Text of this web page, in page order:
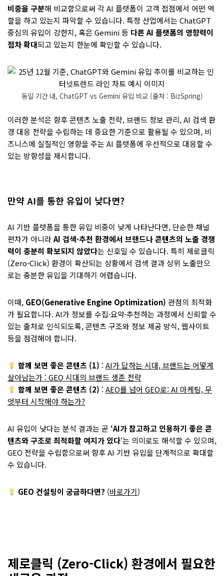
비중을 구분해 비교함으로써 각 AI 플랫폼이 고객 접점에서 어떤 역
할을 하고 있는지 파악할 수 있습니다. 특정 산업에서는 ChatGPT
중심의 유입이 강한지, 혹은 Gemini 등 다른 AI 플랫폼의 영향력이
점차 확대되고 있는지 한눈에 확인할 수 있습니다.
동일 기간 내, ChatGPT vs Gemini 유입 비교 (출처 : BizSpring)
이러한 분석은 향후 콘텐츠 노출 전략, 브랜드 정보 관리, AI 검색 환
경 대응 전략을 수립하는 데 중요한 기준으로 활용될 수 있으며, 비
즈니스에 실질적인 영향을 주는 AI 플랫폼에 우선적으로 대응할 수
있는 방향성을 제시합니다.
만약 AI를 통한 유입이 낮다면?
AI 기반 플랫폼을 통한 유입 비중이 낮게 나타난다면, 단순한 채널
편차가 아니라AI 검색·추천 환경에서 브랜드나 콘텐츠의 노출 경쟁
력이 충분히 확보되지 않았다는 신호일 수 있습니다. 특히 제로클릭
(Zero-Click) 환경이 확산되는 상황에서 검색 결과 상위 노출만으
로는 충분한 유입을 기대하기 어렵습니다.
이때, GEO(Generative Engine Optimization) 관점의 최적화
가 필요합니다. AI가 정보를 수집·요약·추천하는 과정에서 신뢰할 수
있는 출처로 인식되도록, 콘텐츠 구조와 정보 제공 방식, 웹사이트
등을 점검해야 합니다.
함께 보면 좋은 콘텐츠 (1) :AI가 답하는 시대, 브랜드는 어떻게
살아남는가 : GEO 시대의 브랜드 생존 전략
함께 보면 좋은 콘텐츠 (2) :AEO를 넘어 GEO로: AI 마케팅, 무
엇부터 시작해야 하는가?
AI 유입이 낮다는 분석 결과는 곧 ‘AI가 참고하고 인용하기 좋은 콘
텐츠와 구조로 최적화할 여지가 있다‘는 의미로도 해석할 수 있으며,
GEO 전략을 수립함으로써 향후 AI 기반 유입을 단계적으로 확대할
수 있습니다.
GEO 컨설팅이 궁금하다면? (바로가기)
제로클릭 (Zero-Click) 환경에서 필요한